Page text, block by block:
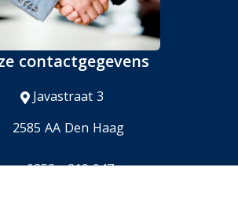
contactgegevens
Javastraat 3
2585 AA Den Haag
0252 - 219 047